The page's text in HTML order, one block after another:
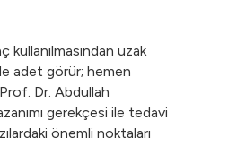
uzak
adet görür; hemen
Dr. Abdullah
gerekçesi ile tedavi
önemli noktaları